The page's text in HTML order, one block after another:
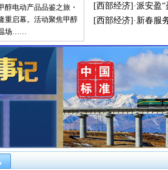
醇电动产品品鉴之旅・
重启幕。活动聚焦甲醇
场……
[西部经济]·派安盈
[西部经济]· 新春服